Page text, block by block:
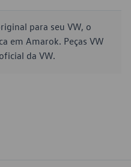
para seu VW, o
em Amarok. Peças VW
da VW.